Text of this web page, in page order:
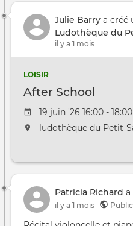
Julie Barry a créé
Ludothèque du
il y a 1 mois
LOISIR
After School
Date de l'évênement
19 juin '26 16:00 - 18:00
L'événement aura lieu
ludothèque du Petit-
Patricia Richard a
il y a 1 mois Public